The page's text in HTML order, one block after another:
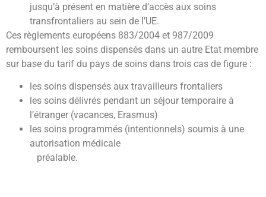
jusqu’à présent en matière d’accès aux soins
transfrontaliers au sein de l’UE.
Ces règlements européens 883/2004 et 987/2009
remboursent les soins dispensés dans un autre Etat membre
sur base du tarif du pays de soins dans trois cas de figure :
les soins dispensés aux travailleurs frontaliers
les soins délivrés pendant un séjour temporaire à
l’étranger (vacances, Erasmus)
les soins programmés (intentionnels) soumis à une
autorisation médicale
préalable.